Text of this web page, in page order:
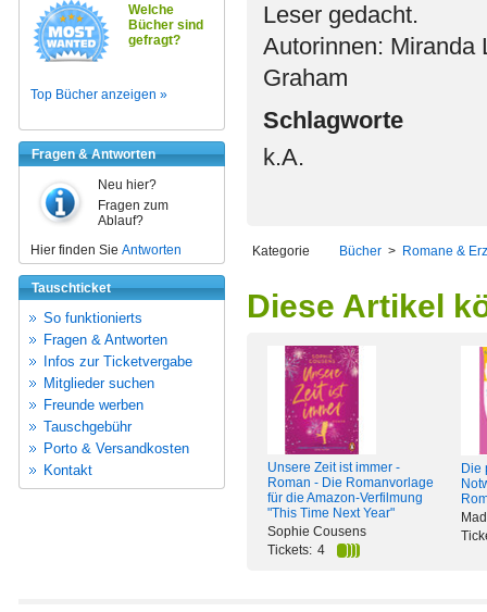
Welche
Bücher sind
gefragt?
Top Bücher anzeigen »
Fragen & Antworten
Neu hier?
Fragen zum
Ablauf?
Hier finden Sie Antworten
Tauschticket
So funktionierts
Fragen & Antworten
Infos zur Ticketvergabe
Mitglieder suchen
Freunde werben
Tauschgebühr
Porto & Versandkosten
Kontakt
Leser gedacht.
Autorinnen: Miranda
Graham
Schlagworte
k.A.
Kategorie Bücher > Romane &
Diese Artikel
Unsere Zeit ist immer -
Roman - Die Romanvorlage
für die Amazon-Verfilmung
"This Time Next Year"
Sophie Cousens
Tickets: 4
Die